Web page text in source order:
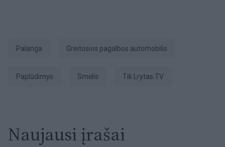
Palanga greitosios pagalbos automobilis
Paplūdimys smėlis tik Lrytas.TV
Naujausi įrašai